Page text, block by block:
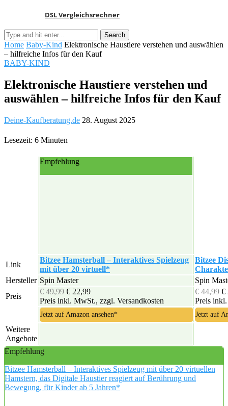
DSL Vergleichsrechner
Home Baby-Kind Elektronische Haustiere verstehen und auswählen
– hilfreiche Infos für den Kauf
BABY-KIND
Elektronische Haustiere verstehen und
auswählen – hilfreiche Infos für den Kauf
Deine-Kaufberatung.de 28. August 2025
Lesezeit: 6 Minuten
Empfehlung
Link
Bitzee Hamsterball – Interaktives Spielzeug
mit über 20 virtuell*
Bitzee
Hersteller Spin Master
Spin
Preis
€ 49,99 € 22,99
Preis inkl. MwSt., zzgl. Versandkosten
€ 44,99 €
Preis
Jetzt auf Amazon ansehen* Jetzt auf
Weitere
Angebote
Empfehlung
Bitzee Hamsterball – Interaktives Spielzeug mit über 20 virtuellen
Hamstern, das Digitale Haustier reagiert auf Berührung und
Bewegung, für Kinder ab 5 Jahren*